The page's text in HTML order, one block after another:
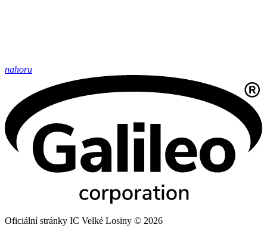
nahoru
Oficiální stránky IC Velké Losiny © 2026